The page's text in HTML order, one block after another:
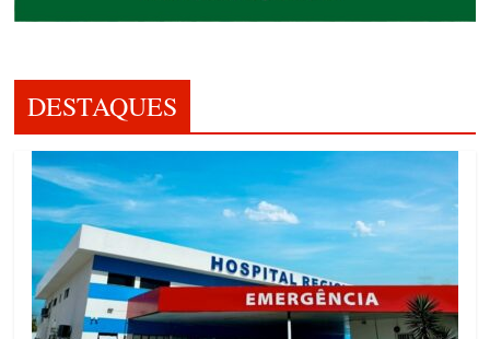
DESTAQUES